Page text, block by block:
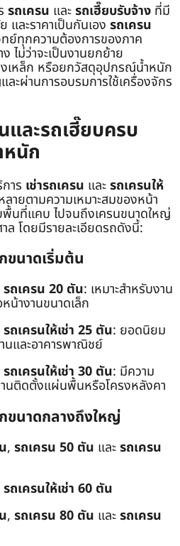
รถเครน และรถเฮี๊ยบรับจ้าง ที่มี
ละราคาเป็นกันเอง รถเครน
ย์ทุกความต้องการของภาค
ไม่ว่าจะเป็นงานยกย้าย
งเหล็ก หรือยกวัสดุอุปกรณ์น้ำหนัก
ะผ่านการอบรมการใช้เครื่องจักร
และรถเฮี๊ยบครบ
หนัก
าร เช่ารถเครน และรถเครนให้
ายตามความเหมาะสมของหน้า
นที่แคบ ไปจนถึงเครนขนาดใหญ่
ล โดยมีรายละเอียดรถดังนี้:
ขนาดเริ่มต้น
รถเครน 20 ตัน: เหมาะสำหรับงาน
น้างานขนาดเล็ก
รถเครนให้เช่า 25 ตัน: ยอดนิยม
นและอาคารพาณิชย์
รถเครนให้เช่า 30 ตัน: มีความ
นติดตั้งแผ่นพื้นหรือโครงหลังคา
ขนาดกลางถึงใหญ่
, รถเครน 50 ตัน และรถเครน
รถเครนให้เช่า 60 ตัน
, รถเครน 80 ตัน และรถเครน